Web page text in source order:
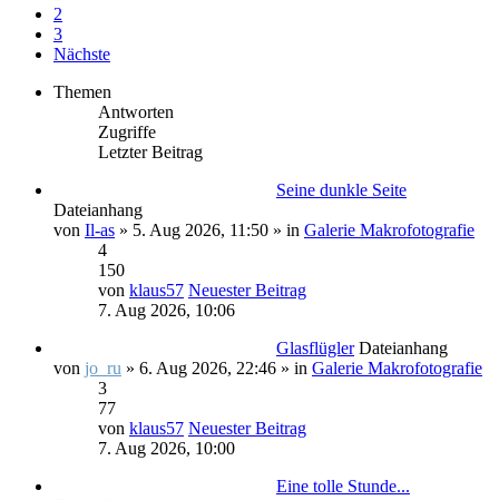
2
3
Nächste
Themen
Antworten
Zugriffe
Letzter Beitrag
Seine dunkle Seite
Dateianhang
von Il-as » 5. Aug 2026, 11:50 » in Galerie Makrofotografie
4
150
von klaus57 Neuester Beitrag
7. Aug 2026, 10:06
Glasflügler Dateianhang
von jo_ru » 6. Aug 2026, 22:46 » in Galerie Makrofotografie
3
77
von klaus57 Neuester Beitrag
7. Aug 2026, 10:00
Eine tolle Stunde...